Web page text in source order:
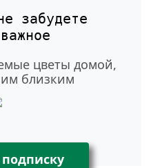
забудете
важное
цветы домой,
близким